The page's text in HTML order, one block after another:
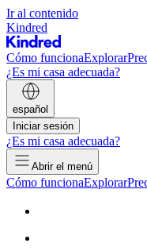
Ir al contenido
Kindred
Cómo funcionaExplorar
¿Es mi casa adecuada?
español
Iniciar sesión
¿Es mi casa adecuada?
Abrir el menú
Cómo funcionaExplorar